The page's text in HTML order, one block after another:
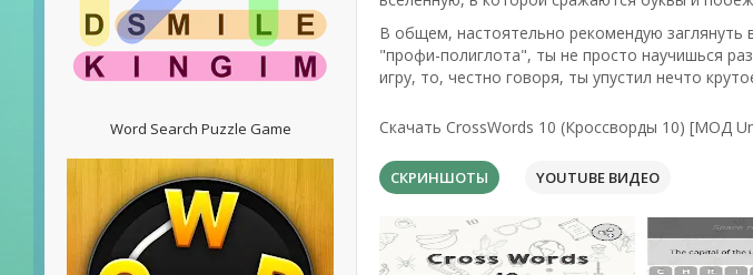
Word Search Puzzle Game
В общем, настоятельно рекомендую
"профи-полиглота", ты не просто научишься
игру, то, честно говоря, ты упустил нечто
Скачать CrossWords 10 (Кроссворды 10) [МОД
СКРИНШОТЫ YOUTUBE ВИДЕО